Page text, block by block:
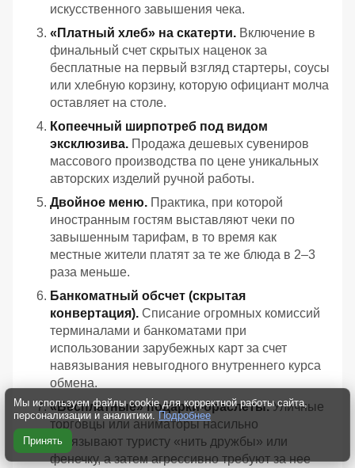
искусственного завышения чека.
«Платный хлеб» на скатерти. Включение в
финальный счет скрытых наценок за
бесплатные на первый взгляд стартеры, соусы
или хлебную корзину, которую официант молча
оставляет на столе.
Копеечный ширпотреб под видом
эксклюзива. Продажа дешевых сувениров
массового производства по цене уникальных
авторских изделий ручной работы.
Двойное меню. Практика, при которой
иностранным гостям выставляют чеки по
завышенным тарифам, в то время как
местные жители платят за те же блюда в 2–3
раза меньше.
Банкоматный обсчет (скрытая
конвертация). Списание огромных комиссий
терминалами и банкоматами при
использовании зарубежных карт за счет
навязывания невыгодного внутреннего курса
обмена.
«Бесплатные» подарки-браслеты.Уличные
торговцы или аниматоры насильно
повязывают туристу «нить дружбы» или
фенечку, а затем агрессивно требуют за нее
Мы используем файлы cookie для корректной работы сайта,
персонализации и аналитики. Подробнее
Принять